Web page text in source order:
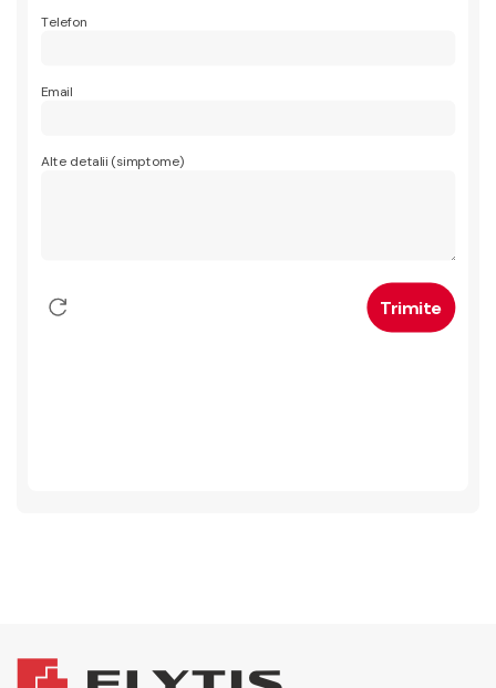
Telefon
Email
Alte detalii (simptome)